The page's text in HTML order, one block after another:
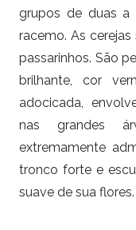
grupos de duas a
racemo. As
passarinhos. São
brilhante, cor
adocicada,
nas grandes
extremamente
tronco forte e
suave de sua flores.